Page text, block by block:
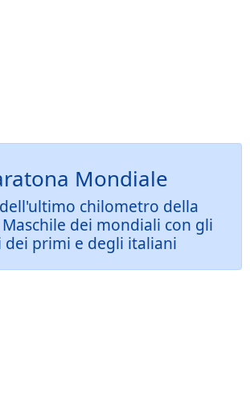
Mondiale
chilometro della
dei mondiali con gli
dei primi e degli italiani